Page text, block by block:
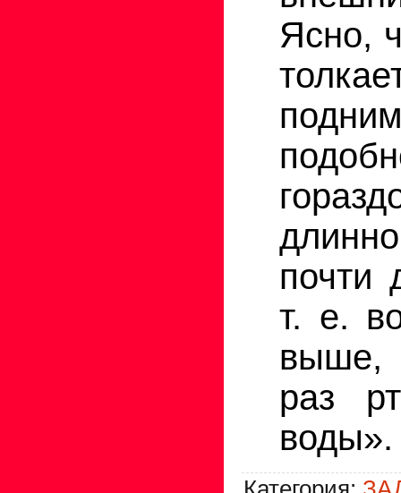
Ясно,
почти
т. е.
выше,
раз
воды».